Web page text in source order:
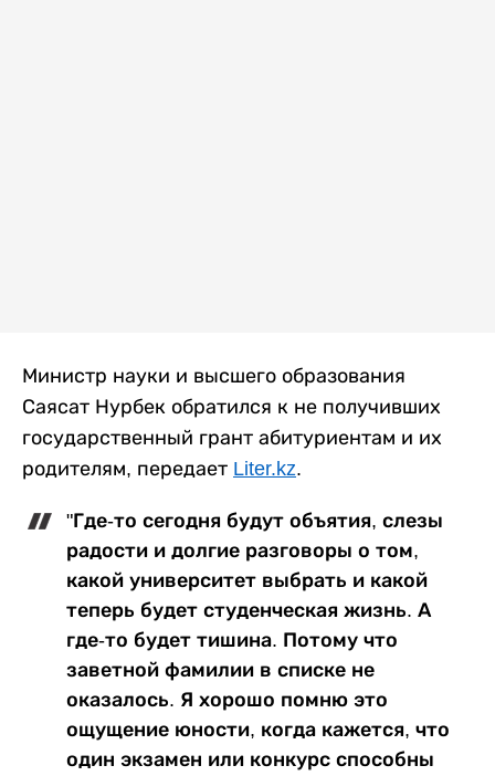
Министр науки и высшего образования
Саясат Нурбек обратился к не получивших
государственный грант абитуриентам и их
родителям, передает Liter.kz.
"Где-то сегодня будут объятия, слезы
радости и долгие разговоры о том,
какой университет выбрать и какой
теперь будет студенческая жизнь. А
где-то будет тишина. Потому что
заветной фамилии в списке не
оказалось. Я хорошо помню это
ощущение юности, когда кажется, что
один экзамен или конкурс способны